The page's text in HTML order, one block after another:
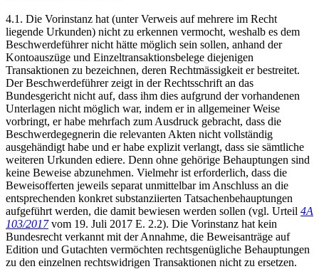
4.1. Die Vorinstanz hat (unter Verweis auf mehrere im Recht
liegende Urkunden) nicht zu erkennen vermocht, weshalb es dem
Beschwerdeführer nicht hätte möglich sein sollen, anhand der
Kontoauszüge und Einzeltransaktionsbelege diejenigen
Transaktionen zu bezeichnen, deren Rechtmässigkeit er bestreitet.
Der Beschwerdeführer zeigt in der Rechtsschrift an das
Bundesgericht nicht auf, dass ihm dies aufgrund der vorhandenen
Unterlagen nicht möglich war, indem er in allgemeiner Weise
vorbringt, er habe mehrfach zum Ausdruck gebracht, dass die
Beschwerdegegnerin die relevanten Akten nicht vollständig
ausgehändigt habe und er habe explizit verlangt, dass sie sämtliche
weiteren Urkunden ediere. Denn ohne gehörige Behauptungen sind
keine Beweise abzunehmen. Vielmehr ist erforderlich, dass die
Beweisofferten jeweils separat unmittelbar im Anschluss an die
entsprechenden konkret substanziierten Tatsachenbehauptungen
aufgeführt werden, die damit bewiesen werden sollen (vgl. Urteil 4A
103/2017vom 19. Juli 2017 E. 2.2). Die Vorinstanz hat kein
Bundesrecht verkannt mit der Annahme, die Beweisanträge auf
Edition und Gutachten vermöchten rechtsgenügliche Behauptungen
zu den einzelnen rechtswidrigen Transaktionen nicht zu ersetzen.